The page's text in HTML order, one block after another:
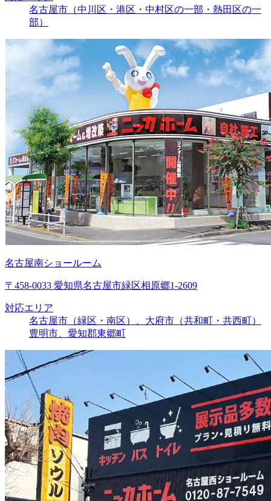
名古屋市（中川区・港区・中村区の一部・熱田区の一
部）
名古屋南ショールーム
〒458-0033 愛知県名古屋市緑区相原郷1-2609
対応エリア
名古屋市（緑区・南区）、大府市（共和町・共西町）
豊明市、愛知郡東郷町